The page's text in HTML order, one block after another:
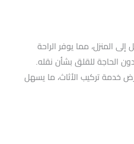
المنزل، مما يوفر الراحة
الحاجة للقلق بشأن نقله.
خدمة تركيب الأثاث، ما يسهل